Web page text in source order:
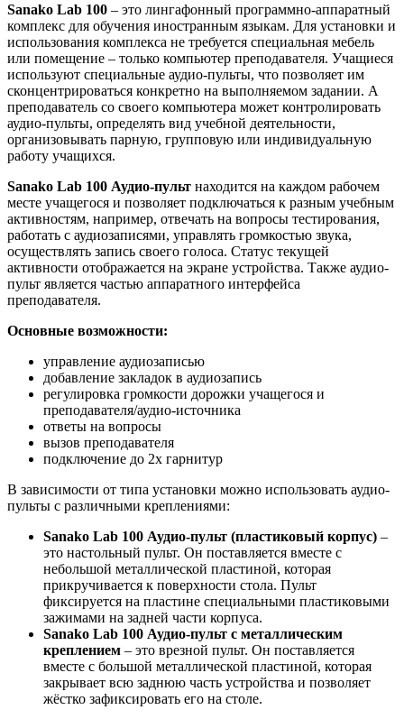
Sanako Lab 100 – это лингафонный программно-аппаратный
комплекс для обучения иностранным языкам. Для установки и
использования комплекса не требуется специальная мебель
или помещение – только компьютер преподавателя. Учащиеся
используют специальные аудио-пульты, что позволяет им
сконцентрироваться конкретно на выполняемом задании. А
преподаватель со своего компьютера может контролировать
аудио-пульты, определять вид учебной деятельности,
организовывать парную, групповую или индивидуальную
работу учащихся.
Sanako Lab 100 Аудио-пульт находится на каждом рабочем
месте учащегося и позволяет подключаться к разным учебным
активностям, например, отвечать на вопросы тестирования,
работать с аудиозаписями, управлять громкостью звука,
осуществлять запись своего голоса. Статус текущей
активности отображается на экране устройства. Также аудио-
пульт является частью аппаратного интерфейса
преподавателя.
Основные возможности:
управление аудиозаписью
добавление закладок в аудиозапись
регулировка громкости дорожки учащегося и
преподавателя/аудио-источника
ответы на вопросы
вызов преподавателя
подключение до 2х гарнитур
В зависимости от типа установки можно использовать аудио-
пульты с различными креплениями:
Sanako Lab 100 Аудио-пульт (пластиковый корпус) –
это настольный пульт. Он поставляется вместе с
небольшой металлической пластиной, которая
прикручивается к поверхности стола. Пульт
фиксируется на пластине специальными пластиковыми
зажимами на задней части корпуса.
Sanako Lab 100 Аудио-пульт с металлическим
креплением – это врезной пульт. Он поставляется
вместе с большой металлической пластиной, которая
закрывает всю заднюю часть устройства и позволяет
жёстко зафиксировать его на столе.